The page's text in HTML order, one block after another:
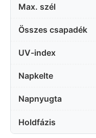
Max. szél
Összes csapadék
UV-index
Napkelte
Napnyugta
Holdfázis